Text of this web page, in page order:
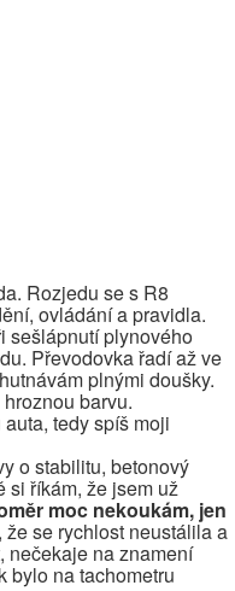
Rozjedu se s R8
ovládání a pravidla.
sešlápnutí plynového
Převodovka řadí až ve
plnými doušky.
barvu.
tedy spíš moji
o stabilitu, betonový
si říkám, že jsem už
moc nekoukám, jen
se rychlost neustálila a
nečekaje na znamení
bylo na tachometru